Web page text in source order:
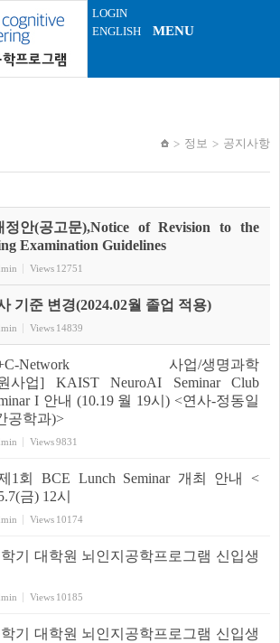
LOGIN
ENGLISH
MENU
정보 공지사항
정안(공고문),Notice of Revision to the
Examination Guidelines
Views 12751
기준 변경(2024.02월 졸업 적용)
Views 14839
Network 사업/생명과학
사업] KAIST NeuroAI Seminar Club
I 안내 (10.19 월 19시) <연사-정동일
공학과)>
Views9831
1회 BCE Lunch Seminar 개최 안내 <
금) 12시
Views 10174
기 대학원 뇌인지공학프로그램 신입생
Views 10185
기 대학원 뇌인지공학프로그램 신입생